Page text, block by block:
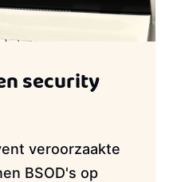
security
veroorzaakte
BSOD's op